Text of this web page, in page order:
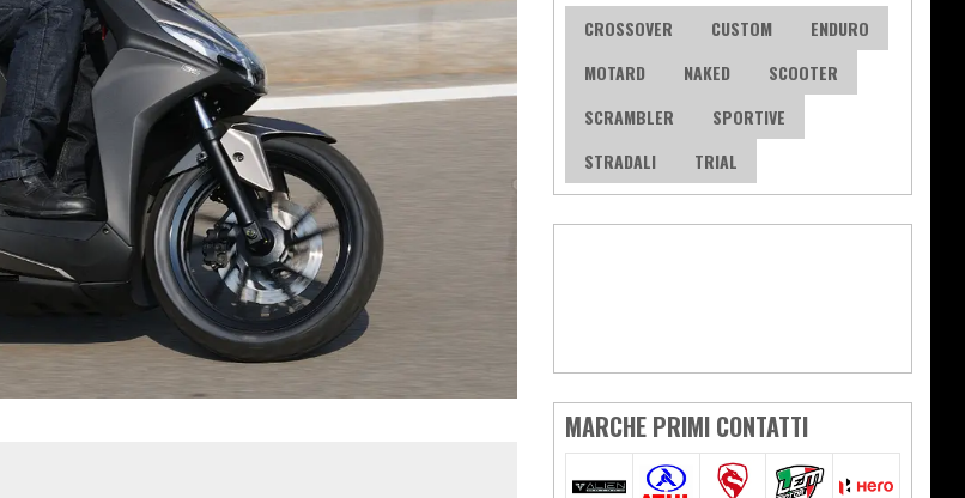
CROSSOVER CUSTOM
ENDURO
MOTARD
NAKED
SCOOTER
SCRAMBLER
SPORTIVE
STRADALI
TRIAL
MARCHE PRIMI CONTATTI